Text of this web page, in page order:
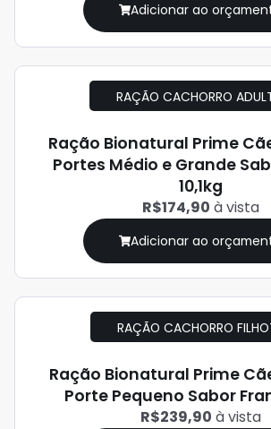
Adicionar ao
RAÇÃO CACHORRO
Ração Bionatural Prime
Portes Médio e Grande
10,1kg
R$174,90 à vista
Adicionar ao
RAÇÃO CACHORRO
Ração Bionatural Prime
Porte Pequeno Sabor
R$239,90 à vista